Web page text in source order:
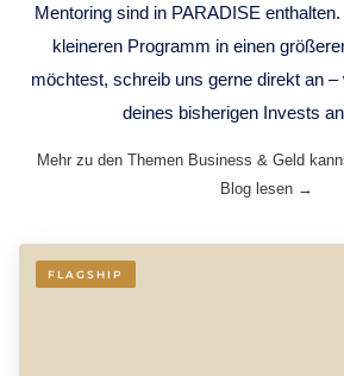
Mentoring sind in PARADISE
kleineren Programm in einen
möchtest, schreib uns gerne direkt an –
deines bisherigen Invests
Mehr zu den Themen Business & Geld
Blog lesen →
FLAGSHIP